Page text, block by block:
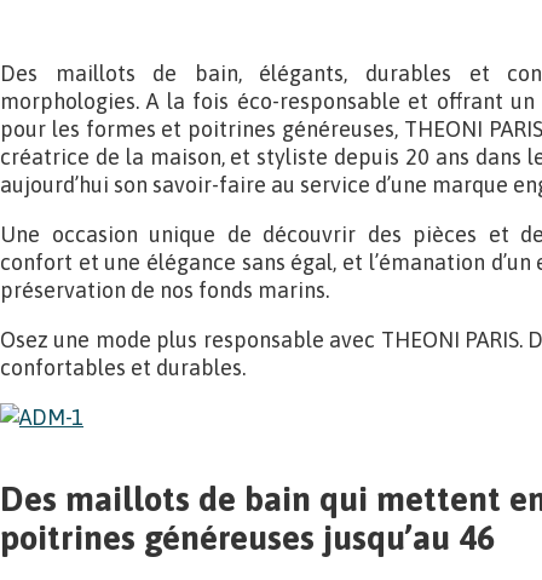
Des maillots de bain, élégants, durables et
morphologies. A la fois éco-responsable et offrant
pour les formes et poitrines généreuses, THEONI
créatrice de la maison, et styliste depuis 20 ans dans
aujourd’hui son savoir-faire au service d’une marque
Une occasion unique de découvrir des pièces et
confort et une élégance sans égal, et l’émanation
préservation de nos fonds marins.
Osez une mode plus responsable avec THEONI
confortables et durables.
Des maillots de bain qui mettent
poitrines généreuses jusqu’au 46